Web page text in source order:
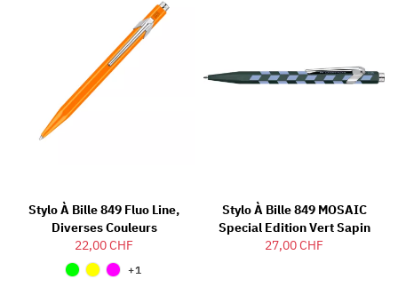
Stylo À Bille 849 Fluo Line,
Diverses Couleurs
22,00 CHF
+1
Stylo À Bille 849 MOSAIC
Special Edition Vert Sapin
27,00 CHF